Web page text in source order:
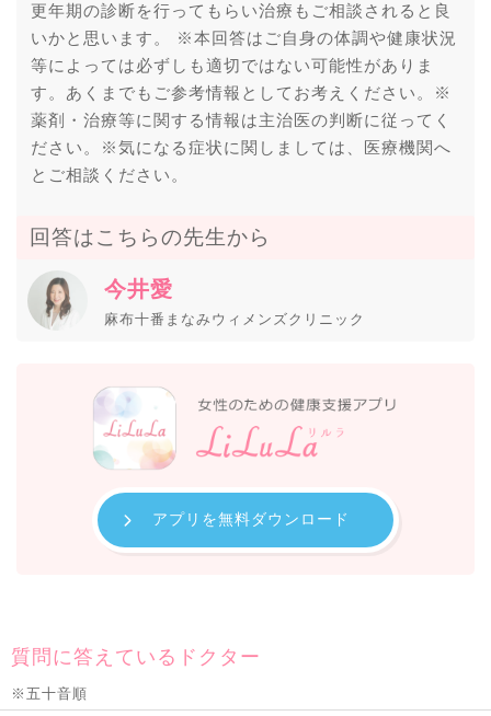
更年期の診断を行ってもらい治療もご相談されると良
いかと思います。 ※本回答はご自身の体調や健康状況
等によっては必ずしも適切ではない可能性がありま
す。あくまでもご参考情報としてお考えください。※
薬剤・治療等に関する情報は主治医の判断に従ってく
ださい。※気になる症状に関しましては、医療機関へ
とご相談ください。
回答はこちらの先生から
今井愛
麻布十番まなみウィメンズクリニック
アプリを無料ダウンロード
質問に答えているドクター
※五十音順